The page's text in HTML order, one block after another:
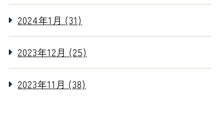
2024年1月 (31)
2023年12月 (25)
2023年11月 (38)